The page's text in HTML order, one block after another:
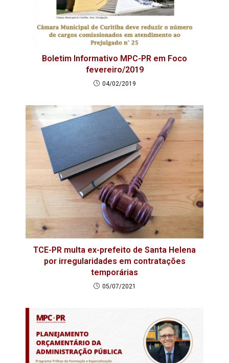
Boletim Informativo MPC-PR em Foco
fevereiro/2019
04/02/2019
TCE-PR multa ex-prefeito de Santa Helena
por irregularidades em contratações
temporárias
05/07/2021